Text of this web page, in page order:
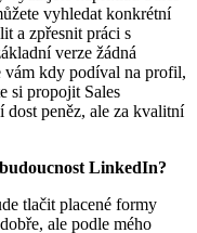
vyhledat konkrétní
a zpřesnit práci s
verze žádná
vám kdy podíval na profil,
si propojit Sales
peněz, ale za kvalitní
LinkedIn?
tlačit placené formy
ale podle mého